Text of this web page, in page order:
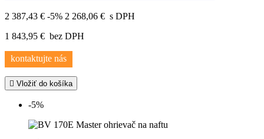
2 387,43 € -5% 2 268,06 € s DPH
1 843,95 € bez DPH
kontaktujte nás
 Vložiť do košíka
-5%